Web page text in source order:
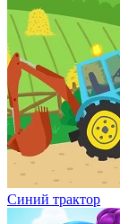
Синий трактор